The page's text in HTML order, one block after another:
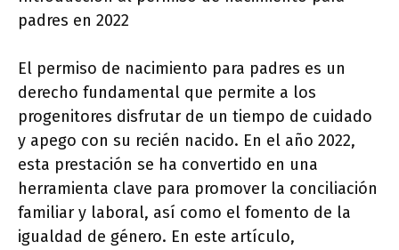
padres en 2022
El permiso de nacimiento para padres es un
derecho fundamental que permite a los
progenitores disfrutar de un tiempo de cuidado
y apego con su recién nacido. En el año 2022,
esta prestación se ha convertido en una
herramienta clave para promover la conciliación
familiar y laboral, así como el fomento de la
igualdad de género. En este artículo,